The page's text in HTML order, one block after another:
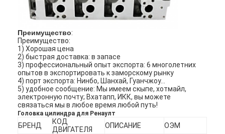
Преимущество:
Преимущество:
1) Хорошая цена
2) быстрая доставка: в запасе
3) профессиональный опыт экспорта: 6 многолетних
опытов в экспортировать к заморскому рынку
4) порт экспорта: Нинбо, Шанхай, Гуанчжоу…
5) удобное сообщение: Мы имеем скыпе, хотмайл,
электронную почту; Вхатапп, ИКК, вы можете
связаться мы в любое время любой путь!
Головка цилиндра для Ренаулт
БРЕНД
КОД
ДВИГАТЕЛЯ
ОПИСАНИЕ ОЭМ